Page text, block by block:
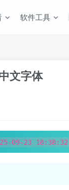
软件工具
文字体
09-23 18:38:32